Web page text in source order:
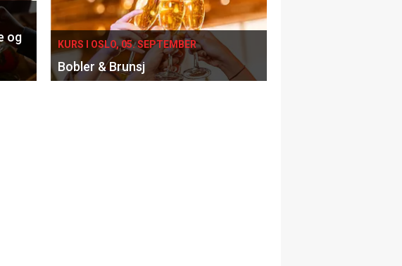
og
KURS I OSLO, 05. SEPTEMBER
Bobler & Brunsj